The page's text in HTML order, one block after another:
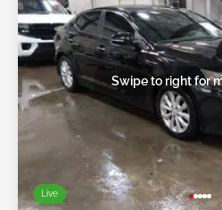
Live
Swipe to right for